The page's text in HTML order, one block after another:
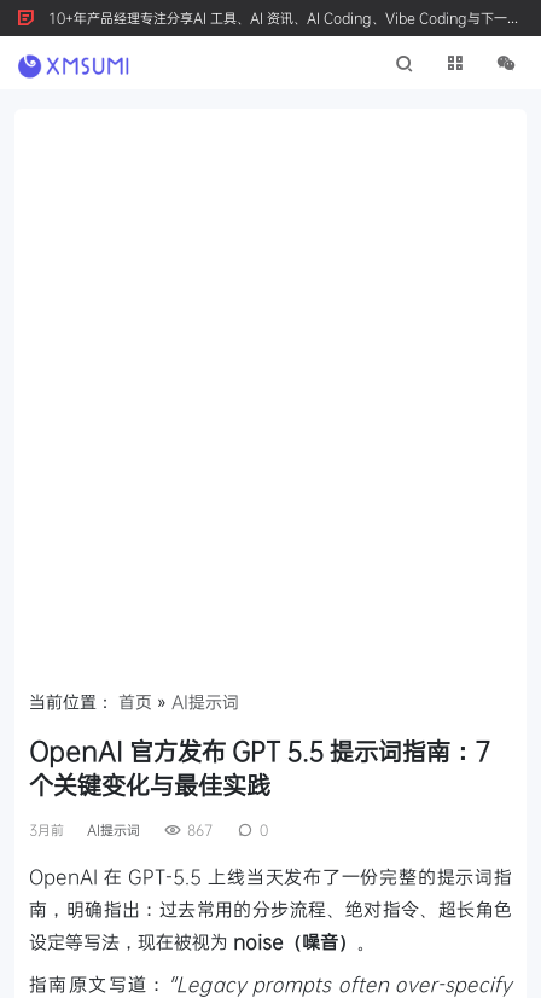
10+年产品经理专注分享AI 工具、AI 资讯、AI Coding、Vibe Coding与下一代
产品创新，按 Ctrl+D 收藏我们
当前位置： 首页 » AI提示词
OpenAI 官方发布 GPT 5.5 提示词指南：7
个关键变化与最佳实践
3月前 AI提示词 867 0
OpenAI 在 GPT-5.5 上线当天发布了一份完整的提示词指
南，明确指出：过去常用的分步流程、绝对指令、超长角色
设定等写法，现在被视为 noise（噪音） 。
指南原文写道： "Legacy prompts often over-specify